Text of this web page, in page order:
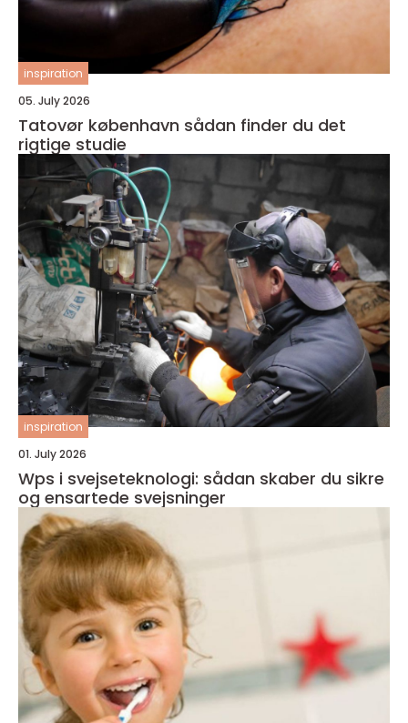
inspiration
05. July 2026
Tatovør københavn sådan finder du det
rigtige studie
inspiration
01. July 2026
Wps i svejseteknologi: sådan skaber du sikre
og ensartede svejsninger